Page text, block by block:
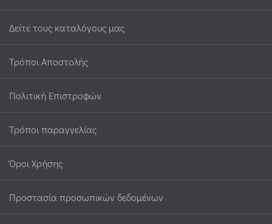
Δείτε τους καταλόγους μας
Τρόποι Αποστολής
Πολιτική Επιστροφών
Τρόποι παραγγελίας
Όροι Χρήσης
Προστασία προσωπικών δεδομένων